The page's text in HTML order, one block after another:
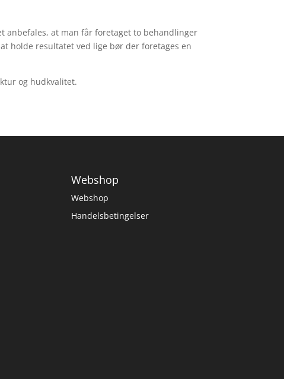
at man får foretaget to behandlinger
holde resultatet ved lige bør der foretages en
og hudkvalitet.
Webshop
Webshop
Handelsbetingelser